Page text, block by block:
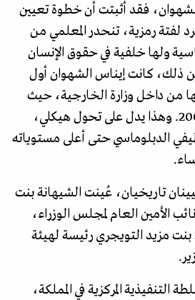
فقد أثبتت أن خطوة تعيين
لفتة رمزية، تنحدر المعلمي من
ولها خلفية في حقوق الإنسان
ذلك، كانت إيناس الشهوان أول
من داخل وزارة الخارجية، حيث
التحقت بالوزارة عام 2007. وهذا يدل على تحول هيكلي،
الدبلوماسي حتى أعلى مستوياته
حدث تعيينان تاريخيان، عُينت الشيهانة بنت
الأمين العام لمجلس الوزراء،
مزيد التويجري رئيسة لهيئة
المركزية في المملكة،